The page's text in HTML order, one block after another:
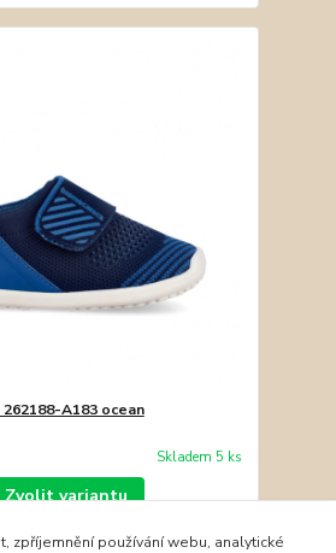
262188-A183 ocean
Skladem 5 ks
Zvolit variantu
zpříjemnění používání webu, analytické